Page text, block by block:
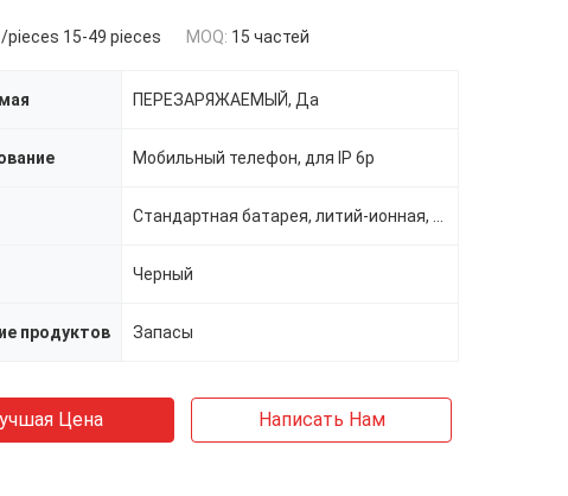
pieces 15-49 pieces MOQ: 15 частей
ПЕРЕЗАРЯЖАЕМЫЙ, Да
Мобильный телефон, для IP 6p
Черный
продуктов Запасы
Цена Написать Нам